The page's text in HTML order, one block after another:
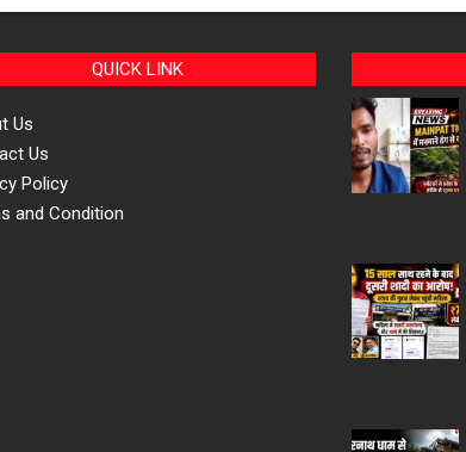
QUICK LINK
Us
Us
Policy
and Condition